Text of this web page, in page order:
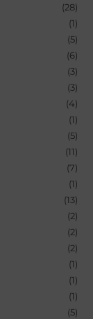
(28)
(1)
(5)
(6)
(3)
(3)
(4)
(1)
(5)
(11)
(7)
(1)
(13)
(2)
(2)
(2)
(1)
(1)
(1)
(5)